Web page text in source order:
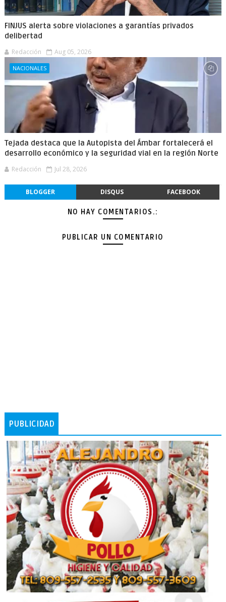
FINJUS alerta sobre violaciones a garantías privados
delibertad
Redacción Aug 05, 2026
NACIONALES
Tejada destaca que la Autopista del Ámbar fortalecerá el
desarrollo económico y la seguridad vial en la región Norte
Redacción Jul 28, 2026
BLOGGER DISQUS FACEBOOK
NO HAY COMENTARIOS.:
PUBLICAR UN COMENTARIO
PUBLICIDAD